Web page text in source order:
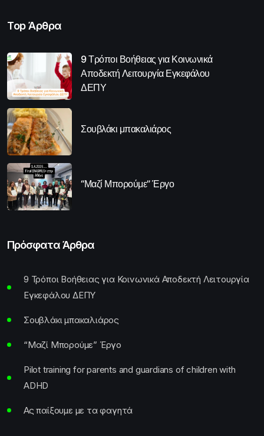
Top Άρθρα
9 Τρόποι Βοήθειας για Κοινωνικά
Αποδεκτή Λειτουργία Εγκεφάλου
ΔΕΠΥ
Σουβλάκι μπακαλιάρος
“Μαζί Μπορούμε” Έργο
Πρόσφατα Άρθρα
9 Τρόποι Βοήθειας για Κοινωνικά Αποδεκτή Λειτουργία
Εγκεφάλου ΔΕΠΥ
Σουβλάκι μπακαλιάρος
“Μαζί Μπορούμε” Έργο
Pilot training for parents and guardians of children with
ADHD
Ας παίξουμε με τα φαγητά